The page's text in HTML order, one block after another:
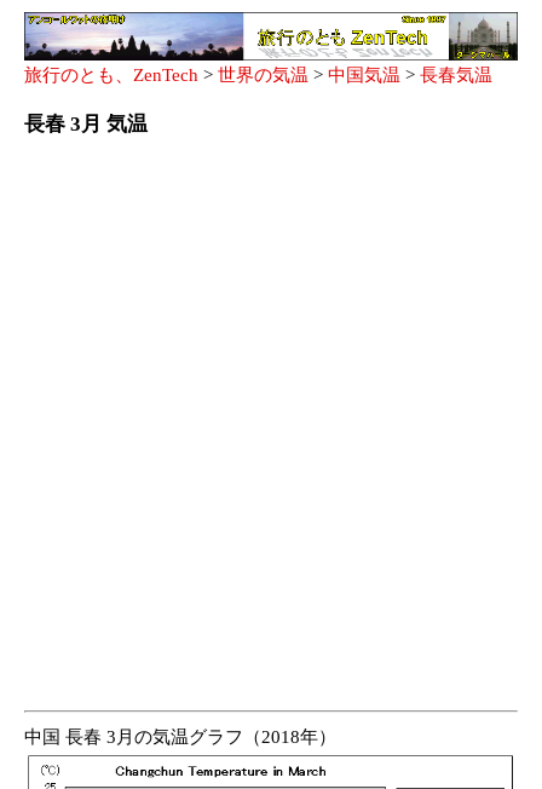
旅行のとも、ZenTech > 世界の気温 > 中国気温 > 長春気温
長春 3月 気温
中国 長春 3月の気温グラフ（2018年）